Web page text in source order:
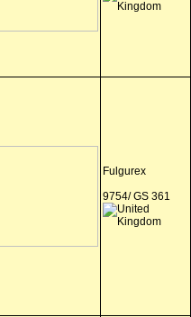
Fulgurex
9754/ GS 361